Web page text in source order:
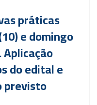
práticas
e domingo
Aplicação
do edital e
previsto